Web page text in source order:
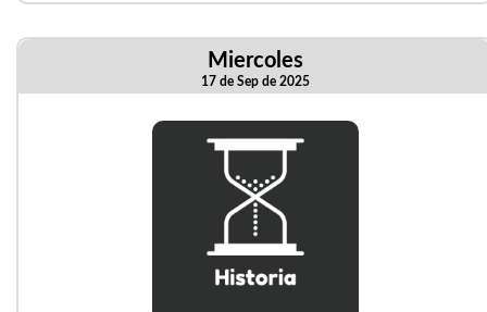
Miercoles
17 de Sep de 2025